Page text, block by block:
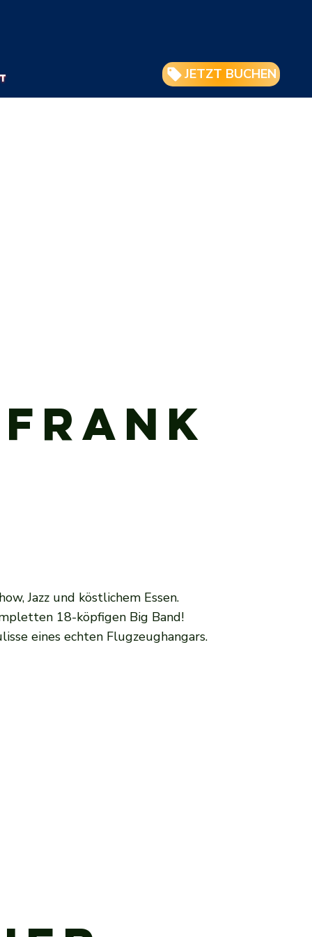
JETZT BUCHEN
Jazz und köstlichem Essen.
18-köpfigen Big Band!
eines echten Flugzeughangars.